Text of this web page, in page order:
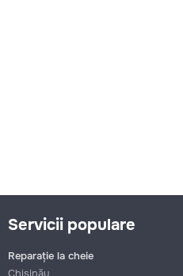
Servicii populare
Reparație la cheie
Chișinău